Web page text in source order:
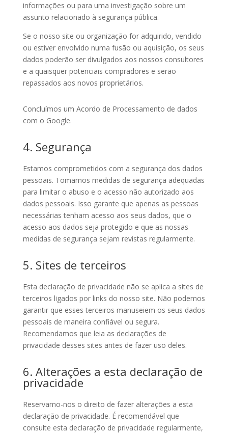
informações ou para uma investigação sobre um
assunto relacionado à segurança pública.
Se o nosso site ou organização for adquirido, vendido
ou estiver envolvido numa fusão ou aquisição, os seus
dados poderão ser divulgados aos nossos consultores
e a quaisquer potenciais compradores e serão
repassados ​​aos novos proprietários.
Concluímos um Acordo de Processamento de dados
com o Google.
4. Segurança
Estamos comprometidos com a segurança dos dados
pessoais. Tomamos medidas de segurança adequadas
para limitar o abuso e o acesso não autorizado aos
dados pessoais. Isso garante que apenas as pessoas
necessárias tenham acesso aos seus dados, que o
acesso aos dados seja protegido e que as nossas
medidas de segurança sejam revistas regularmente.
5. Sites de terceiros
Esta declaração de privacidade não se aplica a sites de
terceiros ligados por links do nosso site. Não podemos
garantir que esses terceiros manuseiem os seus dados
pessoais de maneira confiável ou segura.
Recomendamos que leia as declarações de
privacidade desses sites antes de fazer uso deles.
6. Alterações a esta declaração de
privacidade
Reservamo-nos o direito de fazer alterações a esta
declaração de privacidade. É recomendável que
consulte esta declaração de privacidade regularmente,